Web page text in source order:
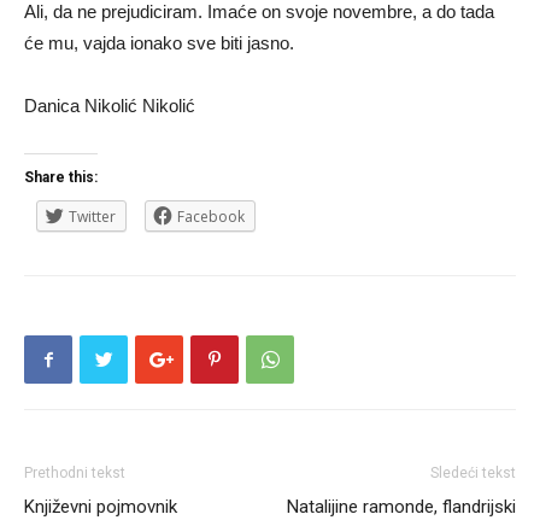
Ali, da ne prejudiciram. Imaće on svoje novembre, a do tada
će mu, vajda ionako sve biti jasno.
Danica Nikolić Nikolić
Share this:
Twitter Facebook
Prethodni tekst
Književni pojmovnik
Sledeći tekst
Natalijine ramonde, flandrijski